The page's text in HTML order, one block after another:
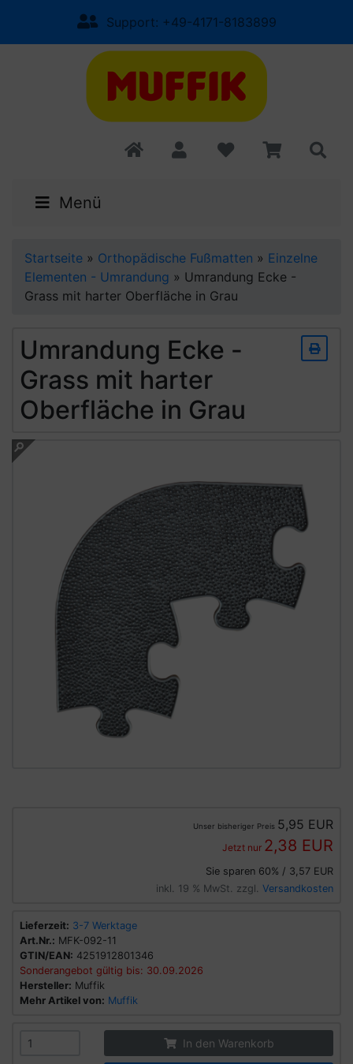
Support: +49-4171-8183899
Menü
Startseite » Orthopädische Fußmatten » Einzelne
Elementen - Umrandung » Umrandung Ecke -
Grass mit harter Oberfläche in Grau
Umrandung Ecke -
Grass mit harter
Oberfläche in Grau
Unser bisheriger Preis 5,95 EUR
Jetzt nur 2,38 EUR
Sie sparen 60% / 3,57 EUR
inkl. 19 % MwSt. zzgl. Versandkosten
Lieferzeit: 3-7 Werktage
Art.Nr.: MFK-092-11
GTIN/EAN: 4251912801346
Sonderangebot gültig bis: 30.09.2026
Hersteller: Muffik
Mehr Artikel von: Muffik
In den Warenkorb